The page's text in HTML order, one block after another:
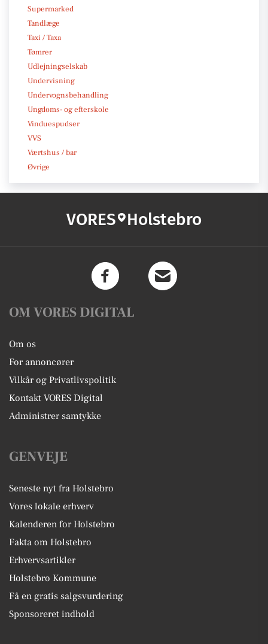
Supermarked
Tandlæge
Taxi / Taxa
Tømrer
Udlejningselskab
Undervisning
Undervognsbehandling
Ungdoms- og efterskole
Vinduespudser
VVS
Værtshus / bar
Øvrige
VORES Holstebro
OM VORES DIGITAL
Om os
For annoncører
Vilkår og Privatlivspolitik
Kontakt VORES Digital
Administrer samtykke
GENVEJE
Seneste nyt fra Holstebro
Vores lokale erhverv
Kalenderen for Holstebro
Fakta om Holstebro
Erhvervsartikler
Holstebro Kommune
Få en gratis salgsvurdering
Sponsoreret indhold